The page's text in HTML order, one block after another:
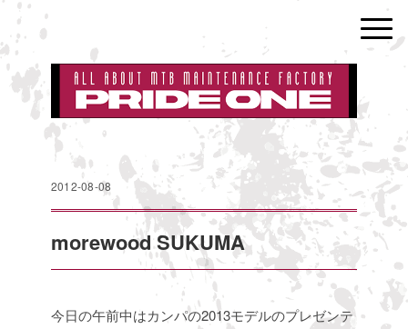
2012-08-08
morewood SUKUMA
今日の午前中はカンパの2013モデルのプレゼンテ